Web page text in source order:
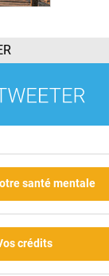
santé mentale
crédits